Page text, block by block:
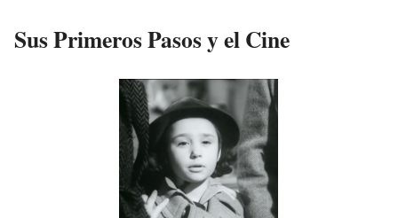
Sus Primeros Pasos y el Cine